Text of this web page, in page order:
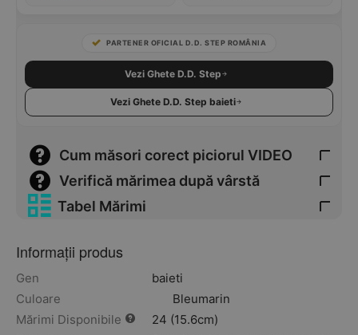
PARTENER OFICIAL D.D. STEP ROMÂNIA
Vezi Ghete D.D. Step
Vezi Ghete D.D. Step baieti
Cum măsori corect piciorul VIDEO
Verifică mărimea după vârstă
Tabel Mărimi
Informații produs
Gen
baieti
Culoare
Bleumarin
Mărimi Disponibile
24 (15.6cm)